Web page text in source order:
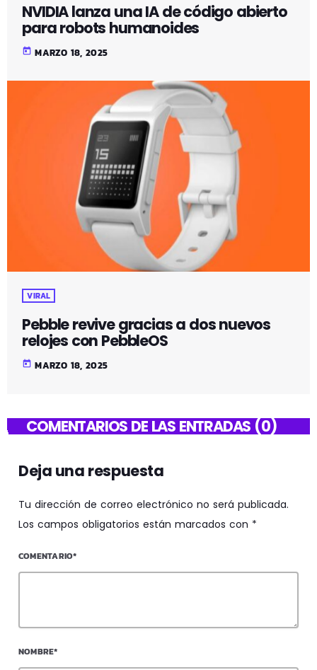
NVIDIA lanza una IA de código abierto
para robots humanoides
today MARZO 18, 2025
VIRAL
Pebble revive gracias a dos nuevos
relojes con PebbleOS
today MARZO 18, 2025
COMENTARIOS DE LAS ENTRADAS (0)
Deja una respuesta
Tu dirección de correo electrónico no será publicada.
Los campos obligatorios están marcados con *
COMENTARIO*
NOMBRE*